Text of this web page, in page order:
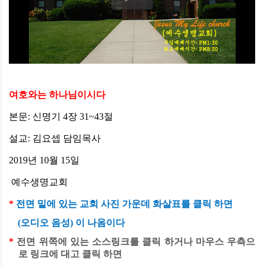
여호와는 하나님이시다
본문: 신명기 4장 31~43절
설교: 김요셉 담임목사
2019년 10월 15일
예수생명교회
* 전면 밑에 있는 교회 사진 가운데 화살표를 클릭 하면
(오디오 음성) 이
나옴이다
* 전면 위쪽에 있는 소스링크를 클릭 하거나 마우스 우측으
로 링크에 대고 클릭 하면